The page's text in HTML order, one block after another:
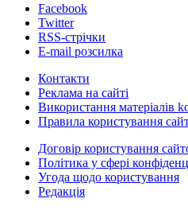
Facebook
Twitter
RSS-стрічки
E-mail розсилка
Контакти
Реклама на сайті
Використання матеріалів
Правила користування
Договір користування
Політика у сфері
Угода щодо користування
Редакція